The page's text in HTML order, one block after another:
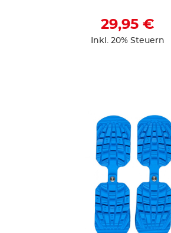
29,95 €
Inkl. 20% Steuern
ZUR DETAILSEITE